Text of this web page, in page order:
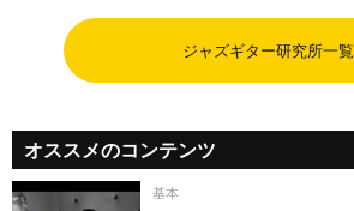
ジャズギター研究所一覧
オススメのコンテンツ
基本